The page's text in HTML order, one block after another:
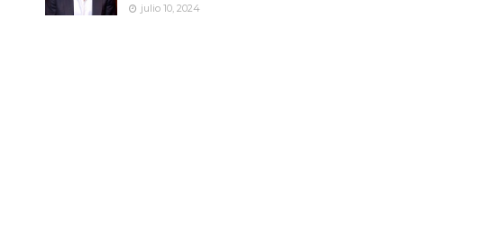
julio 10, 2024